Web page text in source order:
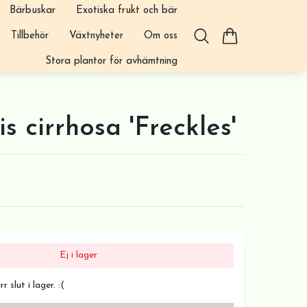
Bärbuskar Exotiska frukt och bär
Tillbehör Växtnyheter Om oss
Stora plantor för avhämtning
cirrhosa 'Freckles'
Ej i lager
slut i lager. :(